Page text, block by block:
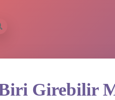
Girebilir